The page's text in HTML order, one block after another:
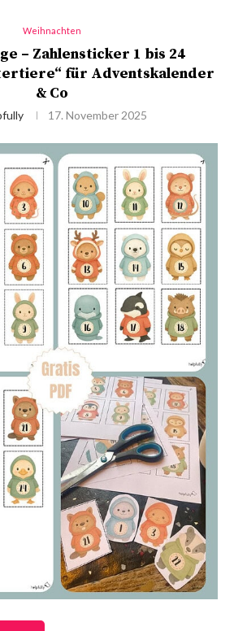
Weihnachten
– Zahlensticker 1 bis 24
für Adventskalender
& Co
17. November 2025